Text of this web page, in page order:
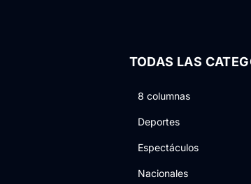
TODAS LAS
8 columnas
Deportes
Espectáculos
Nacionales